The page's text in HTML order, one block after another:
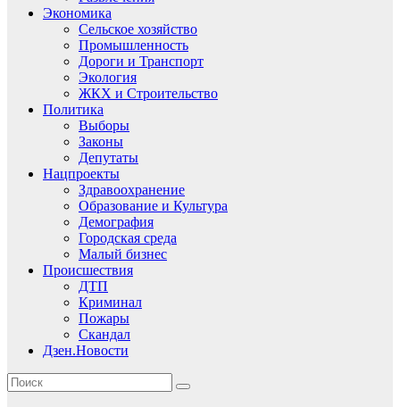
Экономика
Сельское хозяйство
Промышленность
Дороги и Транспорт
Экология
ЖКХ и Строительство
Политика
Выборы
Законы
Депутаты
Нацпроекты
Здравоохранение
Образование и Культура
Демография
Городская среда
Малый бизнес
Происшествия
ДТП
Криминал
Пожары
Скандал
Дзен.Новости